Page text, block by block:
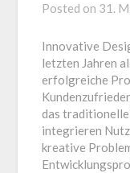
Posted on 31.
Innovative
letzten Jahren
erfolgreiche
das traditionelle
integrieren
kreative